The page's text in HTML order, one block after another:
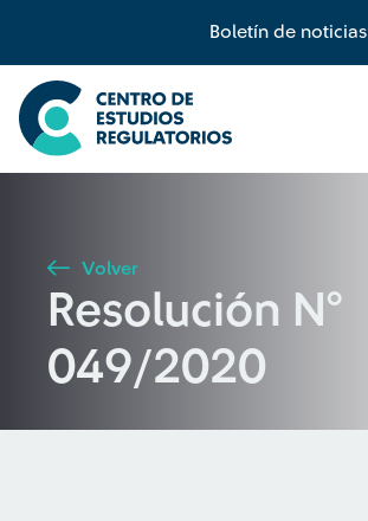
Boletín de noticias
Búsqueda
Seleccione país
Buscar
Volver
Resolución N°
049/2020